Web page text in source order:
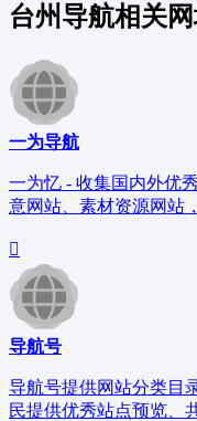
台州导航相关
一为导航
一为忆 - 收集国内外优
意网站、素材资源网站
导航号
导航号提供网站分类目
民提供优秀站点预览、